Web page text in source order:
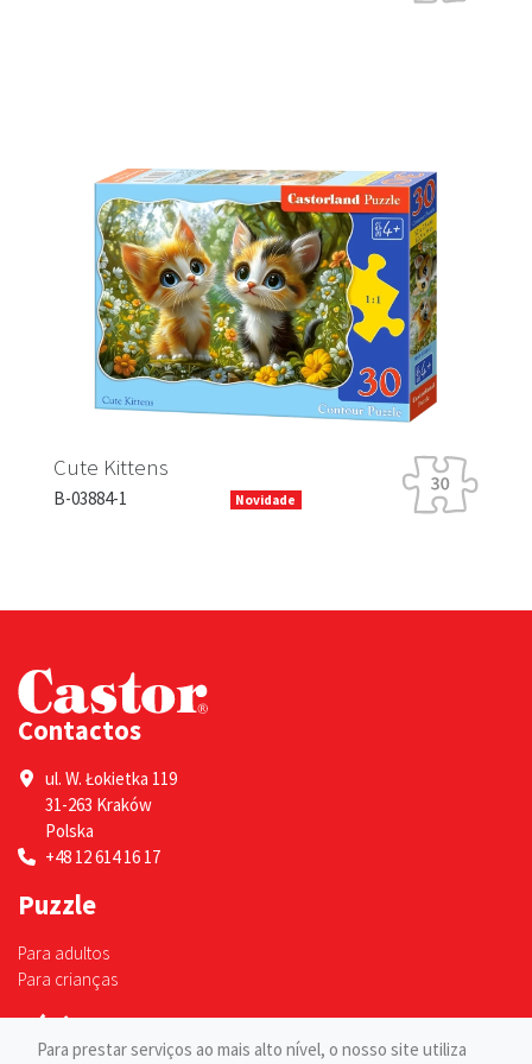
Rabbit
B-13630-1
Contactos
ul. W. Łokietka 119
31-263 Kraków
Polska
+48 12 614 16 17
Puzzle
Para adultos
Para crianças
Páginas
Para prestar serviços ao mais alto nível, o nosso site utiliza